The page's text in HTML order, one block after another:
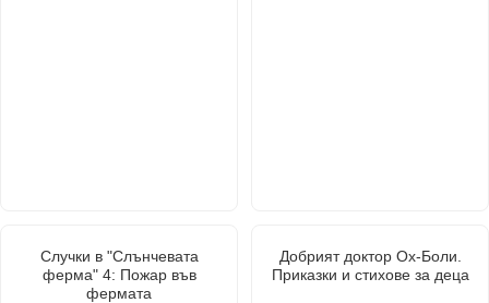
Случки в "Слънчевата
ферма" 4: Пожар във
фермата
Добрият доктор Ох-Боли.
Приказки и стихове за деца